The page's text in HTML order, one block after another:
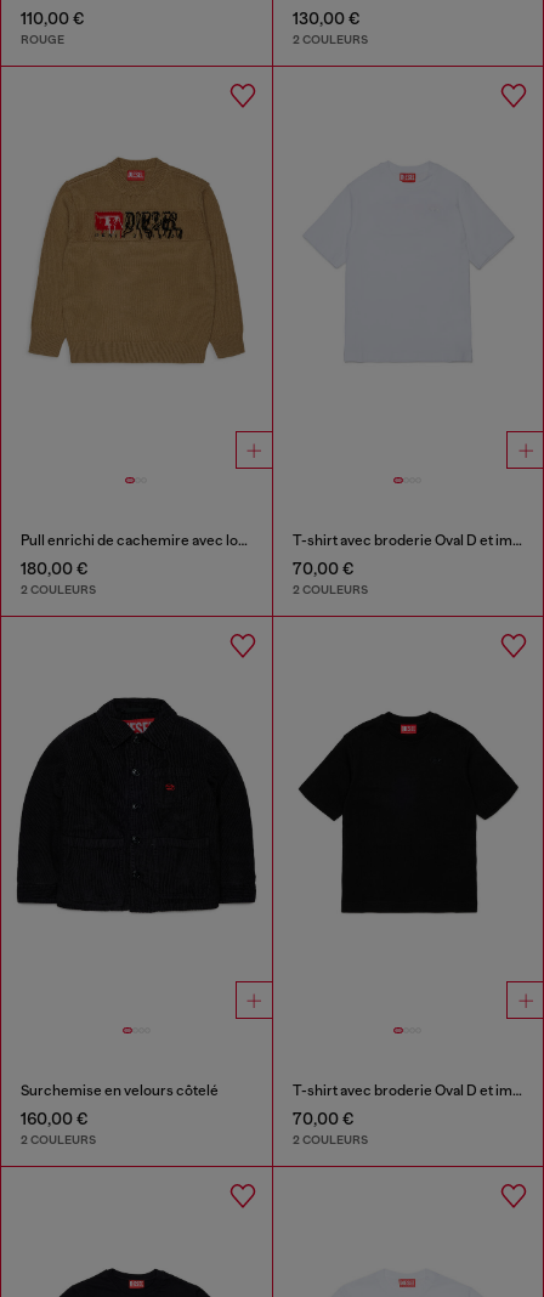
110,00 €
ROUGE
130,00 €
2 COULEURS
Pull enrichi de cachemire avec logo destroyed
180,00 €
2 COULEURS
T-shirt avec broderie Oval D et imprimé flock
70,00 €
2 COULEURS
Surchemise en velours côtelé
160,00 €
2 COULEURS
T-shirt avec broderie Oval D et imprimé flock
70,00 €
2 COULEURS